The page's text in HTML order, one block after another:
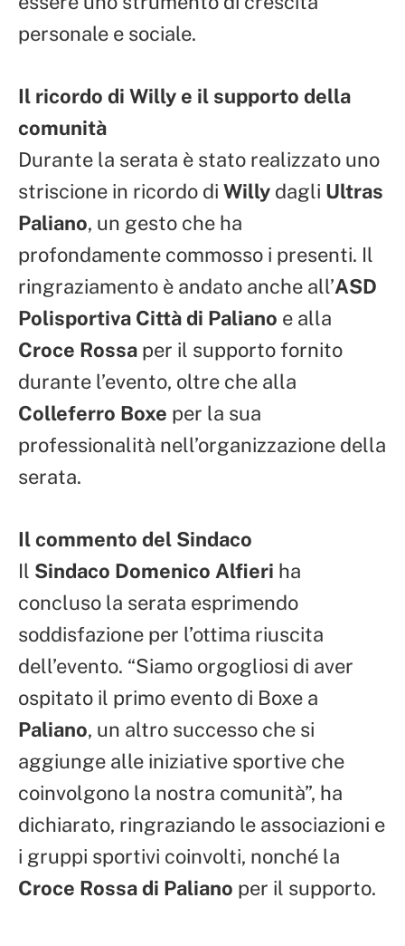
personale e sociale.
Il ricordo di Willy e il supporto della
comunità
Durante la serata è stato realizzato uno
striscione in ricordo di Willy dagli Ultras
Paliano, un gesto che ha
profondamente commosso i presenti. Il
ringraziamento è andato anche all’ASD
Polisportiva Città di Paliano e alla
Croce Rossa per il supporto fornito
durante l’evento, oltre che alla
Colleferro Boxe per la sua
professionalità nell’organizzazione della
serata.
Il commento del Sindaco
Il Sindaco Domenico Alfieri ha
concluso la serata esprimendo
soddisfazione per l’ottima riuscita
dell’evento. “Siamo orgogliosi di aver
ospitato il primo evento di Boxe a
Paliano, un altro successo che si
aggiunge alle iniziative sportive che
coinvolgono la nostra comunità”, ha
dichiarato, ringraziando le associazioni e
i gruppi sportivi coinvolti, nonché la
Croce Rossa di Paliano per il supporto.